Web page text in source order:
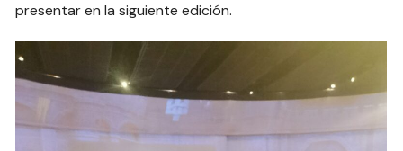
presentar en la siguiente edición.